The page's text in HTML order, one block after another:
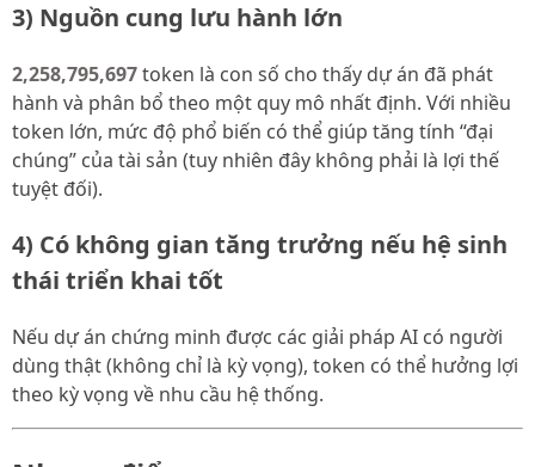
3) Nguồn cung lưu hành lớn
2,258,795,697token là con số cho thấy dự án đã phát
hành và phân bổ theo một quy mô nhất định. Với nhiều
token lớn, mức độ phổ biến có thể giúp tăng tính “đại
chúng” của tài sản (tuy nhiên đây không phải là lợi thế
tuyệt đối).
4) Có không gian tăng trưởng nếu hệ sinh
thái triển khai tốt
Nếu dự án chứng minh được các giải pháp AI có người
dùng thật (không chỉ là kỳ vọng), token có thể hưởng lợi
theo kỳ vọng về nhu cầu hệ thống.